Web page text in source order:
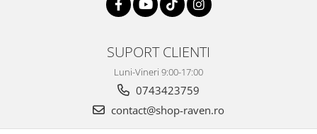
SUPORT CLIENTI
Luni-Vineri 9:00-17:00
0743423759
contact@shop-raven.ro